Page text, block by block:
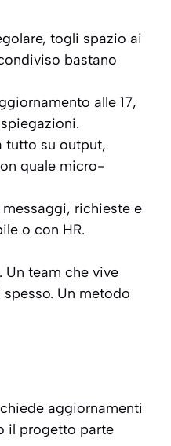
togli spazio ai
bastano
alle 17,
tutto su output,
quale micro-
richieste e
o con HR.
Un team che vive
Un metodo
aggiornamenti
il progetto parte